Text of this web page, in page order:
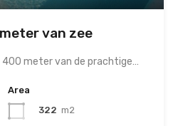
van zee
400 meter van de prachtige…
Area
322 m2